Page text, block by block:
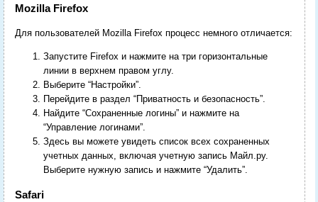
Mozilla Firefox
Для пользователей Mozilla Firefox процесс немного отличается:
Запустите Firefox и нажмите на три горизонтальные
линии в верхнем правом углу.
Выберите “Настройки”.
Перейдите в раздел “Приватность и безопасность”.
Найдите “Сохраненные логины” и нажмите на
“Управление логинами”.
Здесь вы можете увидеть список всех сохраненных
учетных данных, включая учетную запись Майл.ру.
Выберите нужную запись и нажмите “Удалить”.
Safari